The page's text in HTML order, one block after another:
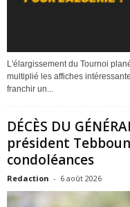
L'élargissement du Tournoi
multiplié les affiches
franchir un...
DÉCÈS DU
président
condoléances
Redaction - 6 août 2026